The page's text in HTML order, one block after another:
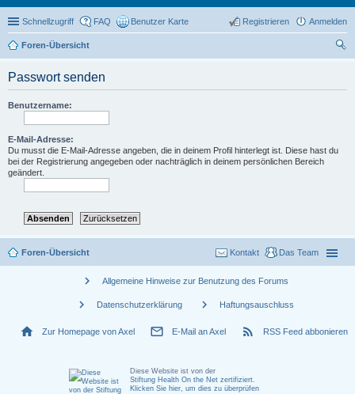
Schnellzugriff FAQ Benutzer Karte Anmelden
Registrieren
Foren-Übersicht
Passwort senden
Benutzername:
E-Mail-Adresse:
Du musst die E-Mail-Adresse angeben, die in deinem Profil hinterlegt ist. Diese hast du
bei der Registrierung angegeben oder nachträglich in deinem persönlichen Bereich
geändert.
Foren-Übersicht Das Team
Kontakt
chevron_right Allgemeine Hinweise zur Benutzung des Forums
chevron_right Datenschutzerklärung chevron_right Haftungsauschluss
home Zur Homepage von Axel mail_outline E-Mail an Axel rss_feed RSS Feed abbonieren
Diese Website ist von der
Stiftung Health On the Net zertifiziert.
Klicken Sie hier, um dies zu überprüfen